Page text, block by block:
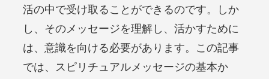
活の中で受け取ることができるのです。しか
し、そのメッセージを理解し、活かすために
は、意識を向ける必要があります。この記事
では、スピリチュアルメッセージの基本か